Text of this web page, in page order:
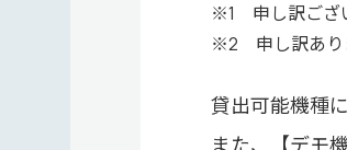
※1 申し訳ござ
※2 申し訳あり
貸出可能機種
また、【デモ